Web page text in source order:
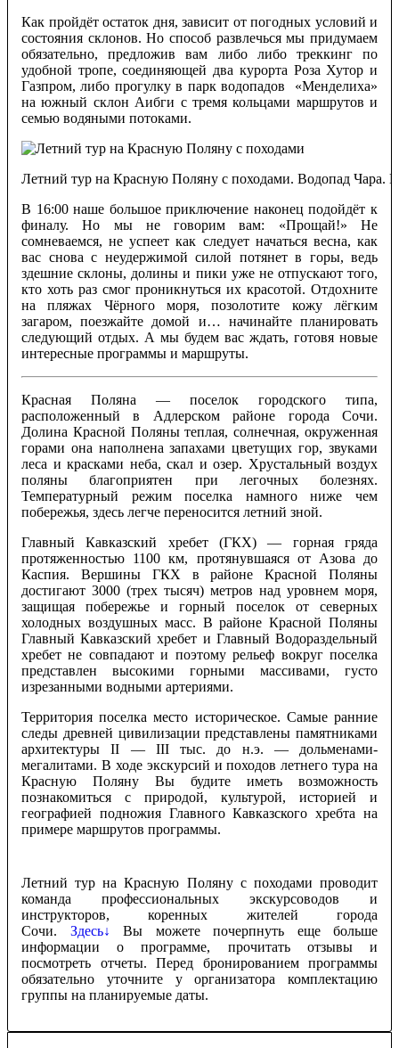
Как пройдёт остаток дня, зависит от погодных условий и
состояния склонов. Но способ развлечься мы придумаем
обязательно, предложив вам либо либо треккинг по
удобной тропе, соединяющей два курорта Роза Хутор и
Газпром, либо прогулку в парк водопадов «Менделиха»
на южный склон Аибги с тремя кольцами маршрутов и
семью водяными потоками.
Летний тур на Красную Поляну с походами. Водопад Чара.
В 16:00 наше большое приключение наконец подойдёт к
финалу. Но мы не говорим вам: «Прощай!» Не
сомневаемся, не успеет как следует начаться весна, как
вас снова с неудержимой силой потянет в горы, ведь
здешние склоны, долины и пики уже не отпускают того,
кто хоть раз смог проникнуться их красотой. Отдохните
на пляжах Чёрного моря, позолотите кожу лёгким
загаром, поезжайте домой и… начинайте планировать
следующий отдых. А мы будем вас ждать, готовя новые
интересные программы и маршруты.
Красная Поляна — поселок городского типа,
расположенный в Адлерском районе города Сочи.
Долина Красной Поляны теплая, солнечная, окруженная
горами она наполнена запахами цветущих гор, звуками
леса и красками неба, скал и озер. Хрустальный воздух
поляны благоприятен при легочных болезнях.
Температурный режим поселка намного ниже чем
побережья, здесь легче переносится летний зной.
Главный Кавказский хребет (ГКХ) — горная гряда
протяженностью 1100 км, протянувшаяся от Азова до
Каспия. Вершины ГКХ в районе Красной Поляны
достигают 3000 (трех тысяч) метров над уровнем моря,
защищая побережье и горный поселок от северных
холодных воздушных масс. В районе Красной Поляны
Главный Кавказский хребет и Главный Водораздельный
хребет не совпадают и поэтому рельеф вокруг поселка
представлен высокими горными массивами, густо
изрезанными водными артериями.
Территория поселка место историческое. Самые ранние
следы древней цивилизации представлены памятниками
архитектуры II — III тыс. до н.э. — дольменами-
мегалитами. В ходе экскурсий и походов летнего тура на
Красную Поляну Вы будите иметь возможность
познакомиться с природой, культурой, историей и
географией подножия Главного Кавказского хребта на
примере маршрутов программы.
Летний тур на Красную Поляну с походами проводит
команда профессиональных экскурсоводов и
инструкторов, коренных жителей города
Сочи. Здесь↓ Вы можете почерпнуть еще больше
информации о программе, прочитать отзывы и
посмотреть отчеты. Перед бронированием программы
обязательно уточните у организатора комплектацию
группы на планируемые даты.